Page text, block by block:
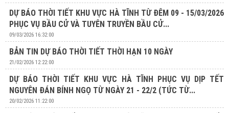
DỰ BÁO THỜI TIẾT KHU VỰC HÀ TĨNH TỪ ĐÊM 09 - 15/03/2026
PHỤC VỤ BẦU CỬ VÀ TUYÊN TRUYỀN BẦU CỬ...
09/03/2026 16:32:00
BẢN TIN DỰ BÁO THỜI TIẾT THỜI HẠN 10 NGÀY
21/02/2026 12:22:00
DỰ BÁO THỜI TIẾT KHU VỰC HÀ TĨNH PHỤC VỤ DỊP TẾT
NGUYÊN ĐÁN BÍNH NGỌ TỪ NGÀY 21 - 22/2 (TỨC TỪ...
20/02/2026 11:22:00